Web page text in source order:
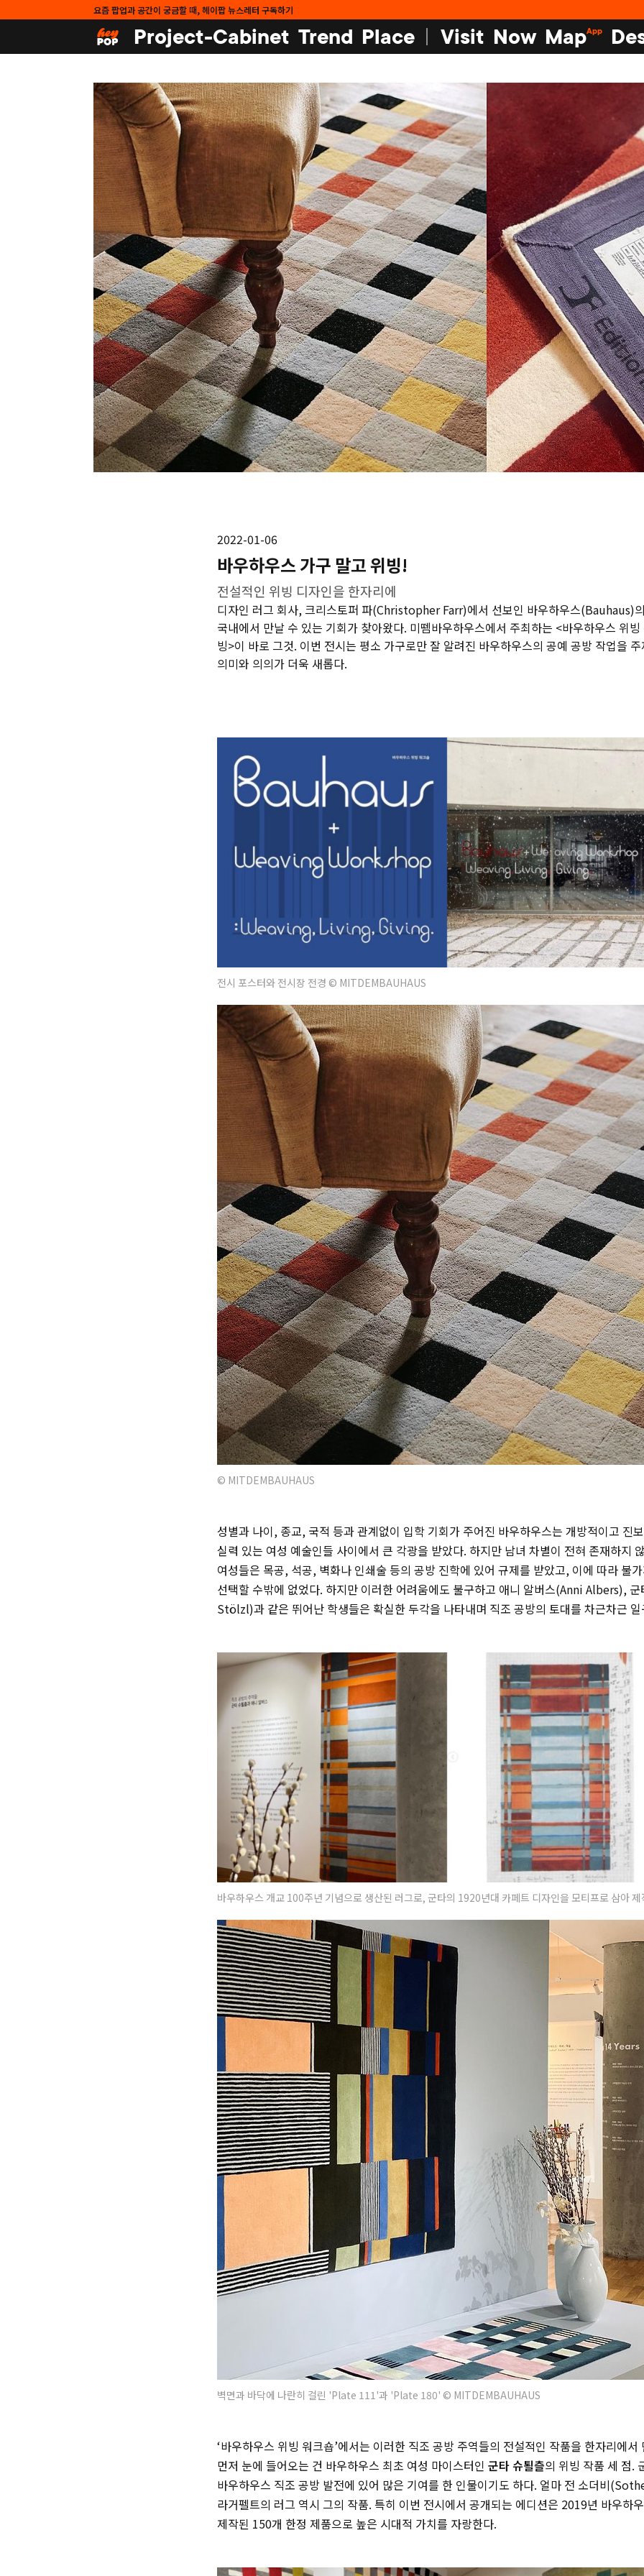
요즘 팝업과 공간이 궁금할 때, 헤이팝 뉴스레터 구독하기
Project-Cabinet Trend Place Visit Now MapApp
2022-01-06
바우하우스 가구 말고 위빙!
전설적인 위빙 디자인을 한자리에
디자인 러그 회사, 크리스토퍼 파(Christopher Farr)에서 선보인 바우하우스(Bauhaus)
국내에서 만날 수 있는 기회가 찾아왔다. 미뗌바우하우스에서 주최하는 <바우하우스 위
빙>이 바로 그것. 이번 전시는 평소 가구로만 잘 알려진 바우하우스의 공예 공방 작업을
의미와 의의가 더욱 새롭다.
전시 포스터와 전시장 전경 © MITDEMBAUHAUS
© MITDEMBAUHAUS
성별과 나이, 종교, 국적 등과 관계없이 입학 기회가 주어진 바우하우스는 개방적이고 진
실력 있는 여성 예술인들 사이에서 큰 각광을 받았다. 하지만 남녀 차별이 전혀 존재하지
여성들은 목공, 석공, 벽화나 인쇄술 등의 공방 진학에 있어 규제를 받았고, 이에 따라 불
선택할 수밖에 없었다. 하지만 이러한 어려움에도 불구하고 애니 알버스(Anni Albers),
Stölzl)과 같은 뛰어난 학생들은 확실한 두각을 나타내며 직조 공방의 토대를 차근차근
바우하우스 개교 100주년 기념으로 생산된 러그로, 군타의 1920년대 카페트 디자인을 모티프로 삼아 제
벽면과 바닥에 나란히 걸린 'Plate 111'과 'Plate 180' © MITDEMBAUHAUS
‘바우하우스 위빙 워크숍’에서는 이러한 직조 공방 주역들의 전설적인 작품을 한자리에
먼저 눈에 들어오는 건 바우하우스 최초 여성 마이스터인 군타 슈퇼츨의 위빙 작품 세 점.
바우하우스 직조 공방 발전에 있어 많은 기여를 한 인물이기도 하다. 얼마 전 소더비(
라거펠트의 러그 역시 그의 작품. 특히 이번 전시에서 공개되는 에디션은 2019년 바우하
제작된 150개 한정 제품으로 높은 시대적 가치를 자랑한다.